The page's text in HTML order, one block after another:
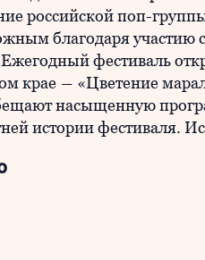
российской поп-
благодаря участию
фестиваль
крае ― «Цветение
насыщенную
истории фестиваля.